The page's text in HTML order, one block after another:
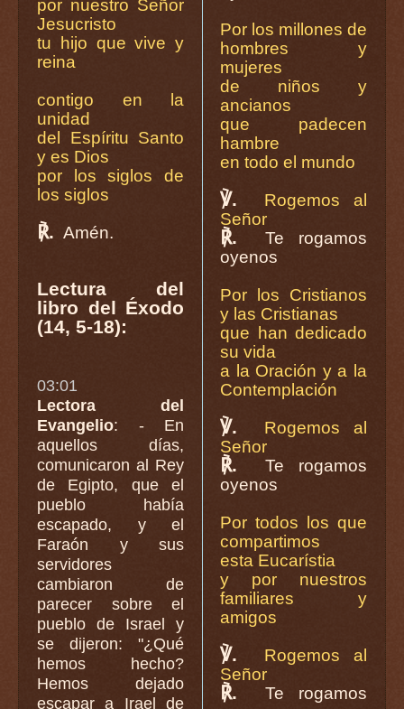
por nuestro Señor
Jesucristo
tu hijo que vive y
reina
contigo en la
unidad
del Espíritu Santo
y es Dios
por los siglos de
los siglos
℟. Amén.
Lectura del
libro del Éxodo
(14, 5-18):
03:01
Lectora del
Evangelio: - En
aquellos días,
comunicaron al Rey
de Egipto, que el
pueblo había
escapado, y el
Faraón y sus
servidores
cambiaron de
parecer sobre el
pueblo de Israel y
se dijeron: "¿Qué
hemos hecho?
Hemos dejado
escapar a Irael de
Por los millones de
hombres y
mujeres
de niños y
ancianos
que padecen
hambre
en todo el mundo
℣.
Rogemos al
Señor
℟.
Te rogamos
oyenos
Por los Cristianos
y las Cristianas
que han dedicado
su vida
a la Oración y a la
Contemplación
℣.
Rogemos al
Señor
℟.
Te rogamos
oyenos
Por todos los que
compartimos
esta Eucarístia
y por nuestros
familiares y
amigos
℣.
Rogemos al
Señor
℟.
Te rogamos